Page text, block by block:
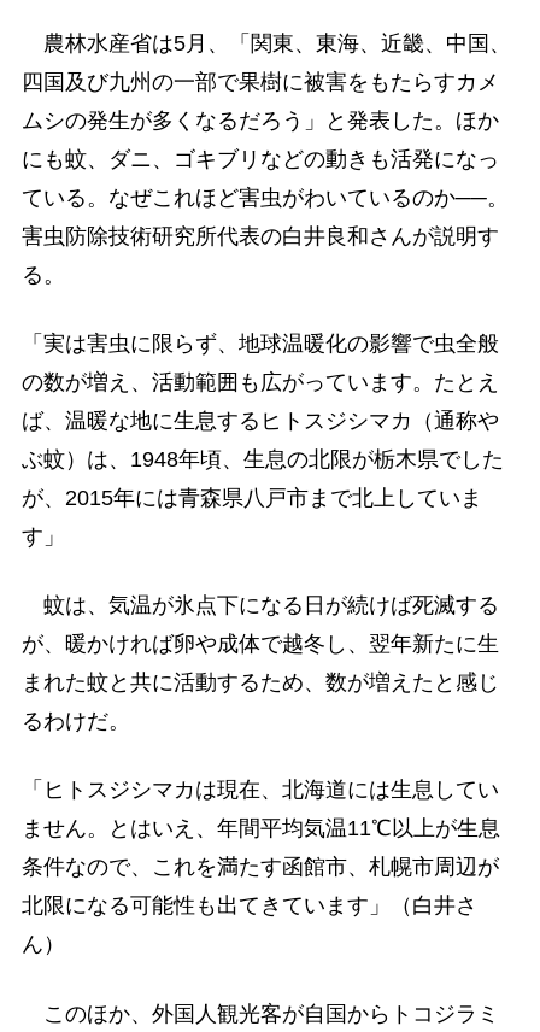
農林水産省は5月、「関東、東海、近畿、中国、
四国及び九州の一部で果樹に被害をもたらすカメ
ムシの発生が多くなるだろう」と発表した。ほか
にも蚊、ダニ、ゴキブリなどの動きも活発になっ
ている。なぜこれほど害虫がわいているのか──。
害虫防除技術研究所代表の白井良和さんが説明す
る。
「実は害虫に限らず、地球温暖化の影響で虫全般
の数が増え、活動範囲も広がっています。たとえ
ば、温暖な地に生息するヒトスジシマカ（通称や
ぶ蚊）は、1948年頃、生息の北限が栃木県でした
が、2015年には青森県八戸市まで北上していま
す」
蚊は、気温が氷点下になる日が続けば死滅する
が、暖かければ卵や成体で越冬し、翌年新たに生
まれた蚊と共に活動するため、数が増えたと感じ
るわけだ。
「ヒトスジシマカは現在、北海道には生息してい
ません。とはいえ、年間平均気温11℃以上が生息
条件なので、これを満たす函館市、札幌市周辺が
北限になる可能性も出てきています」（白井さ
ん）
このほか、外国人観光客が自国からトコジラミ